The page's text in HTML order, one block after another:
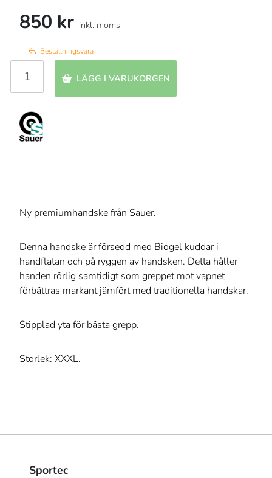
850 kr inkl. moms
Beställningsvara
LÄGG I VARUKORGEN
Ny premiumhandske från Sauer.
Denna handske är försedd med Biogel kuddar i
handflatan och på ryggen av handsken. Detta håller
handen rörlig samtidigt som greppet mot vapnet
förbättras markant jämfört med traditionella handskar.
Stipplad yta för bästa grepp.
Storlek: XXXL.
Sportec